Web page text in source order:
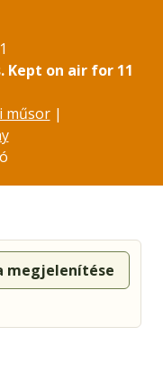
Kept on air for 11
műsor|
megjelenítése